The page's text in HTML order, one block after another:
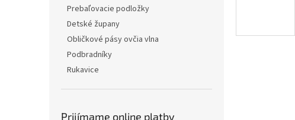
Prebaľovacie podložky
Detské župany
Obličkové pásy ovčia vlna
Podbradníky
Rukavice
Prijímame online platby